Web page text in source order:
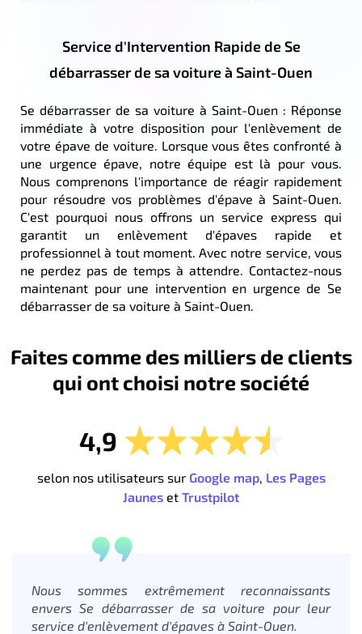
Service d'Intervention Rapide de Se
débarrasser de sa voiture à Saint-Ouen
Se débarrasser de sa voiture à Saint-Ouen : Réponse
immédiate à votre disposition pour l'enlèvement de
votre épave de voiture. Lorsque vous êtes confronté à
une urgence épave, notre équipe est là pour vous.
Nous comprenons l'importance de réagir rapidement
pour résoudre vos problèmes d'épave à Saint-Ouen.
C'est pourquoi nous offrons un service express qui
garantit un enlèvement d'épaves rapide et
professionnel à tout moment. Avec notre service, vous
ne perdez pas de temps à attendre. Contactez-nous
maintenant pour une intervention en urgence de Se
débarrasser de sa voiture à Saint-Ouen.
Faites comme des milliers de clients
qui ont choisi notre société
4,9
selon nos utilisateurs sur Google map, Les Pages
Jaunes et Trustpilot
Nous sommes extrêmement reconnaissants
envers Se débarrasser de sa voiture pour leur
service d'enlèvement d'épaves à Saint-Ouen.